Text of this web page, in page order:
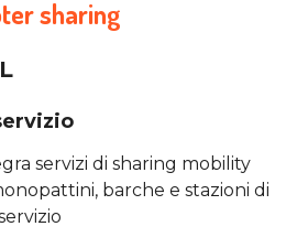
sharing
servizi di sharing mobility
barche e stazioni di